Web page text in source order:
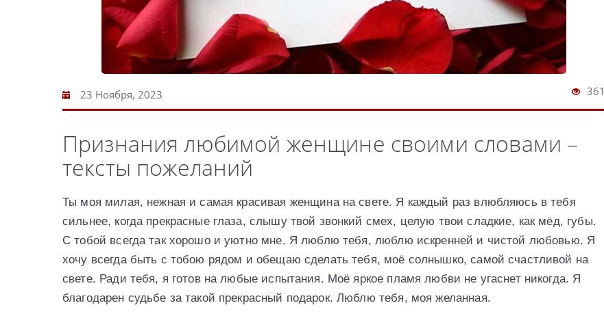
23 Ноября, 2023 361
Признания любимой женщине своими словами –
тексты пожеланий
Ты моя милая, нежная и самая красивая женщина на свете. Я каждый раз влюбляюсь в тебя
сильнее, когда прекрасные глаза, слышу твой звонкий смех, целую твои сладкие, как мёд, губы.
С тобой всегда так хорошо и уютно мне. Я люблю тебя, люблю искренней и чистой любовью. Я
хочу всегда быть с тобою рядом и обещаю сделать тебя, моё солнышко, самой счастливой на
свете. Ради тебя, я готов на любые испытания. Моё яркое пламя любви не угаснет никогда. Я
благодарен судьбе за такой прекрасный подарок. Люблю тебя, моя желанная.